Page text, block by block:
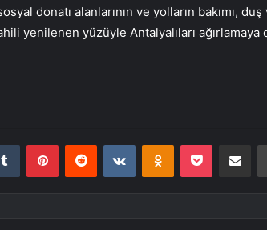
donatı alanlarının ve yolların bakımı,
yenilenen yüzüyle Antalyalıları ağırlamaya
Tumblr PinterestReddit VKontakteOdnoklassniki
Pocket E-